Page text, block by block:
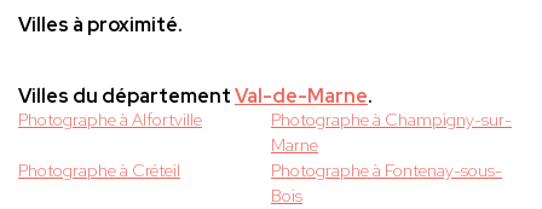
Villes à proximité.
Villes du départementVal-de-Marne.
Photographe à Alfortville
Photographe à Champigny-sur-
Marne
Photographe à Créteil
Photographe à Fontenay-sous-
Bois